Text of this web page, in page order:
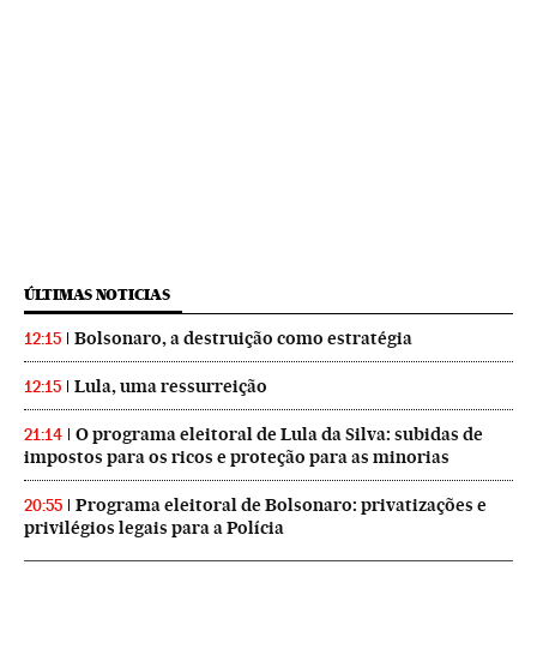
ÚLTIMAS NOTICIAS
12:15 Bolsonaro, a destruição como estratégia
12:15 Lula, uma ressurreição
21:14
O programa eleitoral de Lula da Silva: subidas de
impostos para os ricos e proteção para as minorias
20:55
Programa eleitoral de Bolsonaro: privatizações e
privilégios legais para a Polícia